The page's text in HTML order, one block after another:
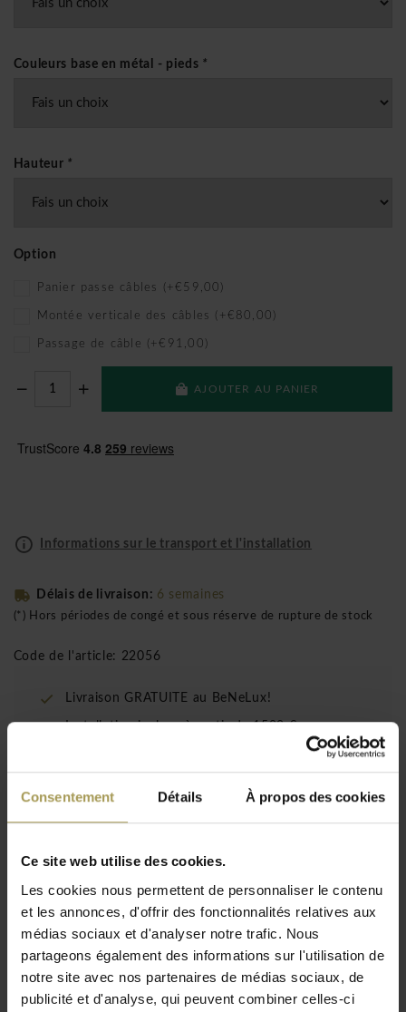
Consentement Détails À propos des cookies
Ce site web utilise des cookies.
Les cookies nous permettent de personnaliser le contenu
et les annonces, d'offrir des fonctionnalités relatives aux
médias sociaux et d'analyser notre trafic. Nous
partageons également des informations sur l'utilisation de
notre site avec nos partenaires de médias sociaux, de
publicité et d'analyse, qui peuvent combiner celles-ci
Couleurs base en métal - pieds *
Hauteur *
Option
Panier passe câbles (+€59,00)
Montée verticale des câbles (+€80,00)
Passage de câble (+€91,00)
AJOUTER AU PANIER
Informations sur le transport et l'installation
Délais de livraison: 6 semaines
(*) Hors périodes de congé et sous réserve de rupture de stock
Code de l'article: 22056
Livraison GRATUITE au BeNeLux!
Installation incluse à partir de 1500 €
Les Alea Rendez-vous tables de conférence
collection qui peut être adaptée aux différentes
d'aujourd'hui. Les tables sont composées de
plateaux de 18 mm et de pieds tubulaires.
Conception:Alea
Matériau: Plateau de table en mélamine et rallonges
de 18 mm et pieds tubulaires en métal laqué
Lire plus